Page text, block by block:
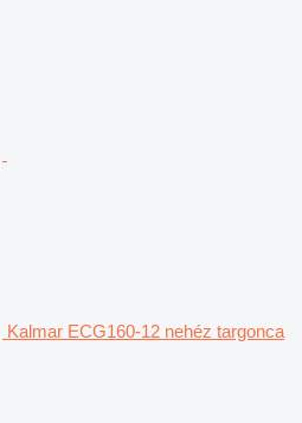
Kalmar ECG160-12 nehéz targonca